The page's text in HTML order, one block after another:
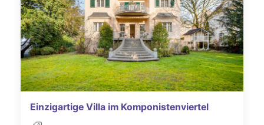
Einzigartige Villa im Komponistenviertel